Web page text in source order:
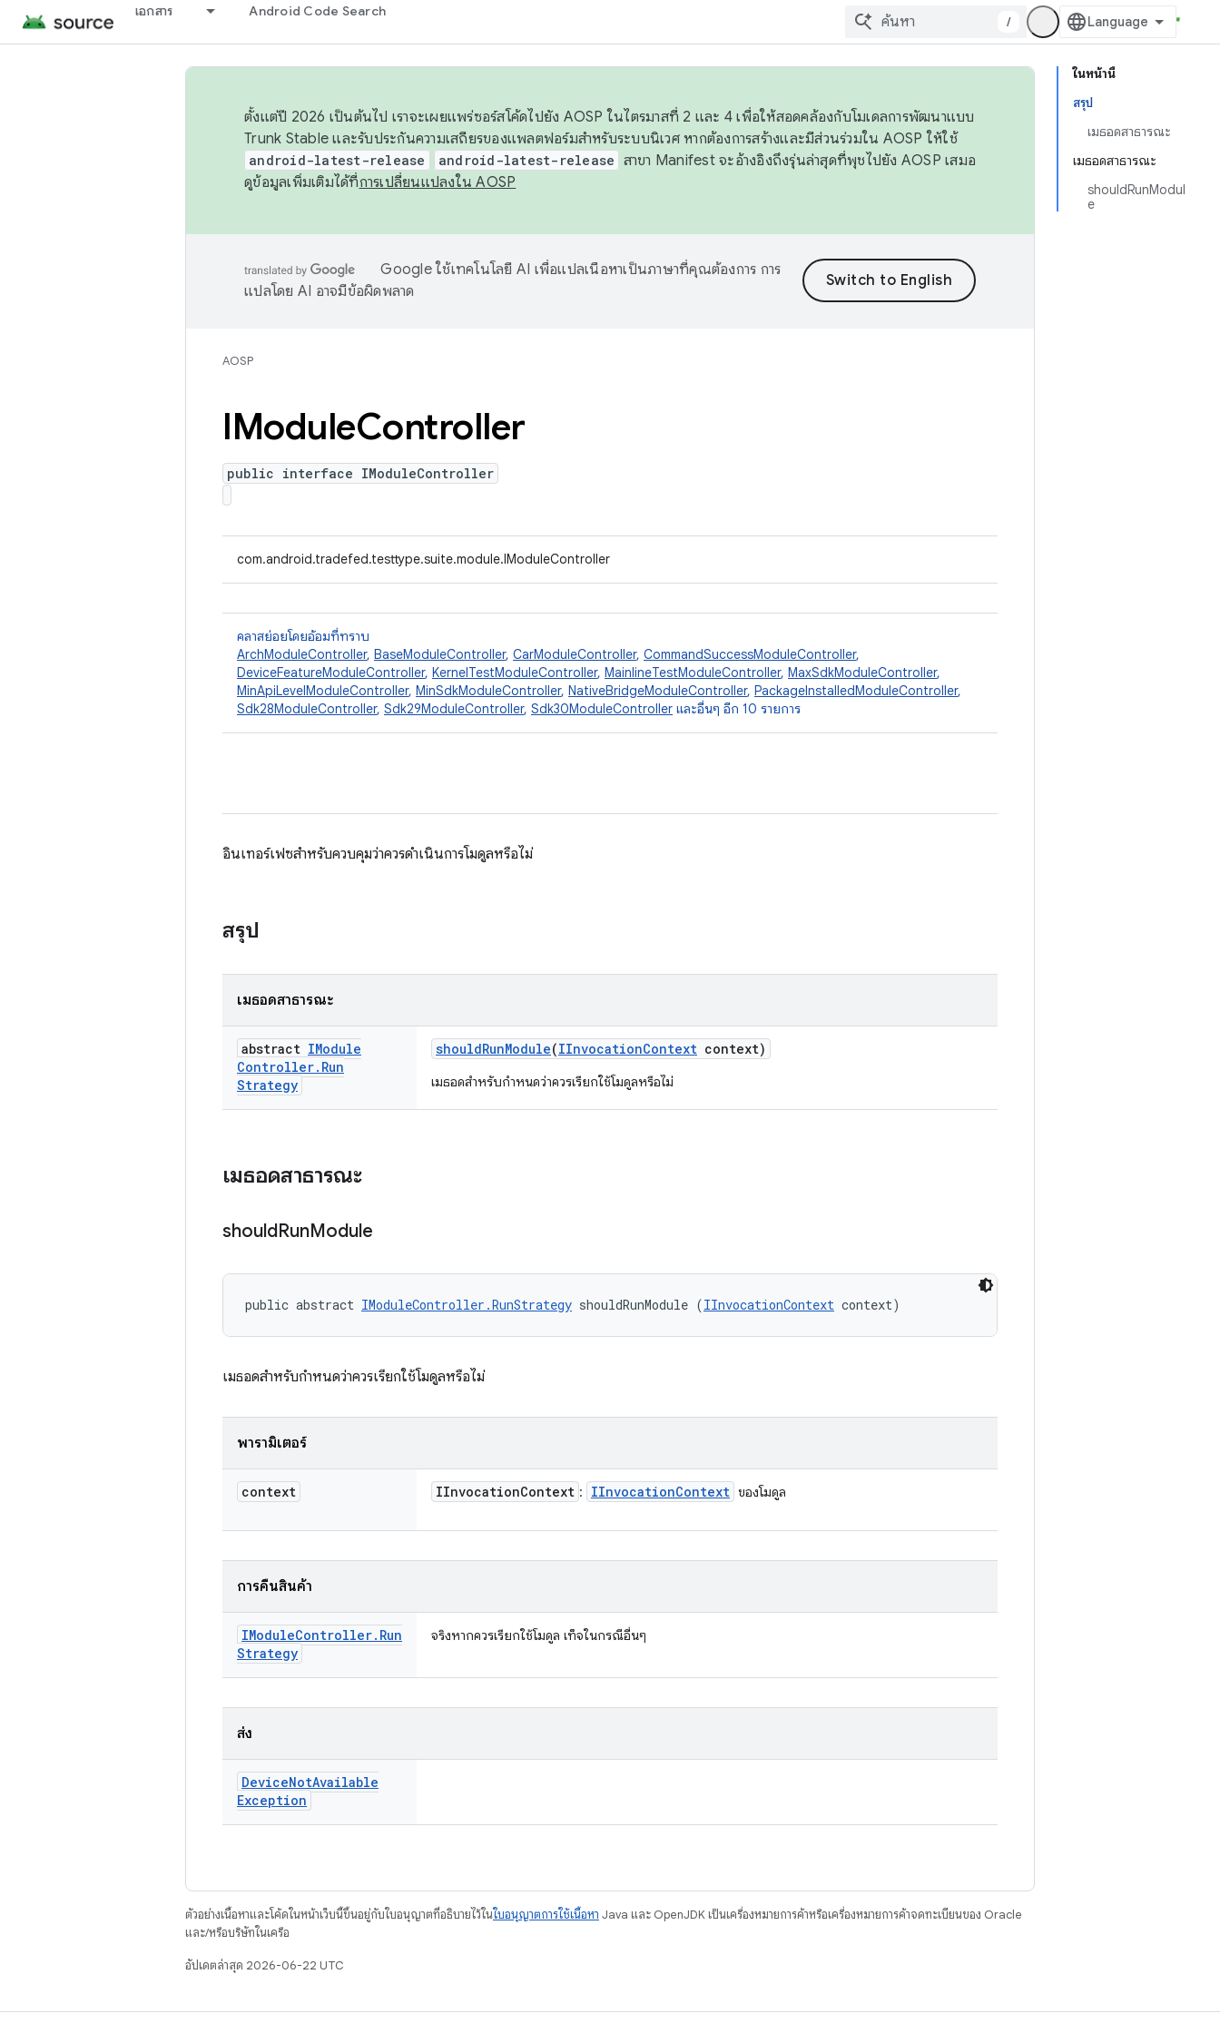
เอกสาร Android Code Search
/
ในหน้านี้
สรุป
เมธอดสาธารณะ
เมธอดสาธารณะ
shouldRunModul
e
ตั้งแต่ปี 2026 เป็นต้นไป เราจะเผยแพร่ซอร์สโค้ดไปยัง AOSP ในไตรมาสที่ 2 และ 4 เพื่อให้สอดคล้องกับโมเดลการพัฒนาแบบ
Trunk Stable และรับประกันความเสถียรของแพลตฟอร์มสำหรับระบบนิเวศ หากต้องการสร้างและมีส่วนร่วมใน AOSP ให้ใช้
android-latest-release android-latest-release สาขา Manifest จะอ้างอิงถึงรุ่นล่าสุดที่พุชไปยัง AOSP เสมอ
ดูข้อมูลเพิ่มเติมได้ที่การเปลี่ยนแปลงใน AOSP
Google ใช้เทคโนโลยี AI เพื่อแปลเนื้อหาเป็นภาษาที่คุณต้องการ การ
แปลโดย AI อาจมีข้อผิดพลาด
AOSP
IModuleController
public interface IModuleController
com.android.tradefed.testtype.suite.module.IModuleController
คลาสย่อยโดยอ้อมที่ทราบ
ArchModuleController, BaseModuleController, CarModuleController, CommandSuccessModuleController,
DeviceFeatureModuleController, KernelTestModuleController, MainlineTestModuleController, MaxSdkModuleController,
MinApiLevelModuleController, MinSdkModuleController, NativeBridgeModuleController, PackageInstalledModuleController,
Sdk28ModuleController, Sdk29ModuleController, Sdk30ModuleController และอื่นๆ อีก 10 รายการ
อินเทอร์เฟซสำหรับควบคุมว่าควรดำเนินการโมดูลหรือไม่
สรุป
เมธอดสาธารณะ
abstract IModule
Controller. Run
Strategy
shouldRunModule(IInvocationContext context)
เมธอดสำหรับกำหนดว่าควรเรียกใช้โมดูลหรือไม่
เมธอดสาธารณะ
shouldRunModule
public abstract IModuleController.RunStrategy shouldRunModule (IInvocationContext context)
เมธอดสำหรับกำหนดว่าควรเรียกใช้โมดูลหรือไม่
พารามิเตอร์
context IInvocationContext : IInvocationContext ของโมดูล
การคืนสินค้า
IModuleController. Run
Strategy
จริงหากควรเรียกใช้โมดูล เท็จในกรณีอื่นๆ
ส่ง
DeviceNotAvailable
Exception
ตัวอย่างเนื้อหาและโค้ดในหน้าเว็บนี้ขึ้นอยู่กับใบอนุญาตที่อธิบายไว้ในใบอนุญาตการใช้เนื้อหา Java และ OpenJDK เป็นเครื่องหมายการค้าหรือเครื่องหมายการค้าจดทะเบียนของ Oracle
และ/หรือบริษัทในเครือ
อัปเดตล่าสุด 2026-06-22 UTC